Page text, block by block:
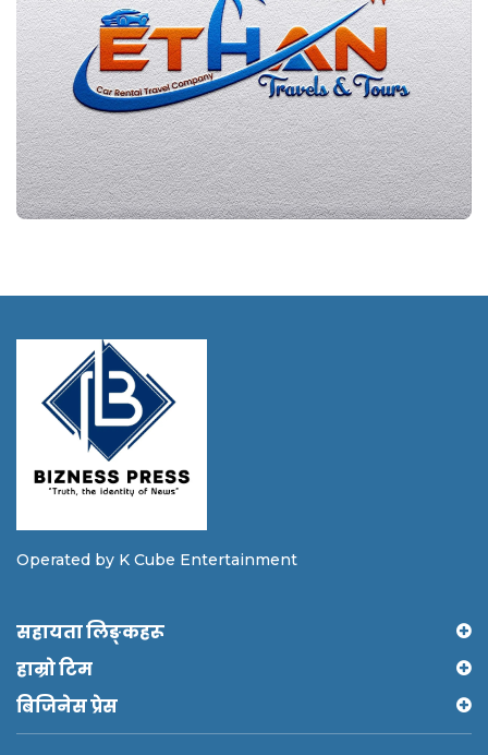
Operated by K Cube Entertainment
सहायता लिङ्कहरू
हाम्रो टिम
बिजिनेस प्रेस